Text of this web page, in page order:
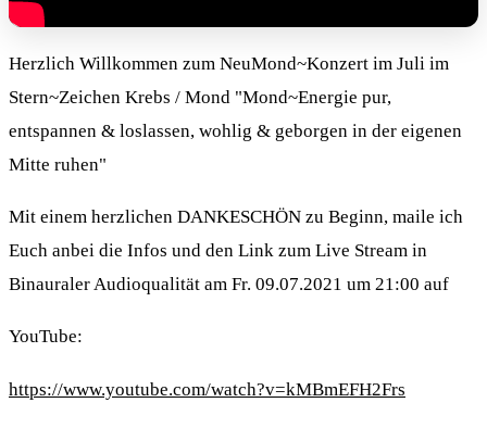
Herzlich Willkommen zum NeuMond~Konzert im Juli im
Stern~Zeichen Krebs / Mond "Mond~Energie pur,
entspannen & loslassen, wohlig & geborgen in der eigenen
Mitte ruhen"
Mit einem herzlichen DANKESCHÖN zu Beginn, maile ich
Euch anbei die Infos und den Link zum Live Stream in
Binauraler Audioqualität am Fr. 09.07.2021 um 21:00 auf
YouTube:
https://www.youtube.com/watch?v=kMBmEFH2Frs